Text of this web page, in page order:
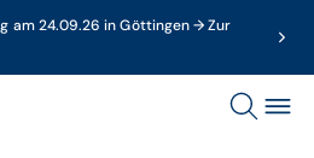
am 24.09.26 in Göttingen → Zur